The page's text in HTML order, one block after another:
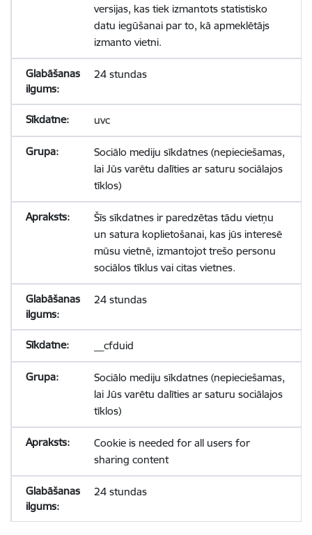
versijas, kas tiek izmantots statistisko
datu iegūšanai par to, kā apmeklētājs
izmanto vietni.
24 stundas
uvc
Sociālo mediju sīkdatnes (nepieciešamas,
lai Jūs varētu dalīties ar saturu sociālajos
tīklos)
Šīs sīkdatnes ir paredzētas tādu vietņu
un satura koplietošanai, kas jūs interesē
mūsu vietnē, izmantojot trešo personu
sociālos tīklus vai citas vietnes.
24 stundas
__cfduid
Sociālo mediju sīkdatnes (nepieciešamas,
lai Jūs varētu dalīties ar saturu sociālajos
tīklos)
Cookie is needed for all users for
sharing content
24 stundas